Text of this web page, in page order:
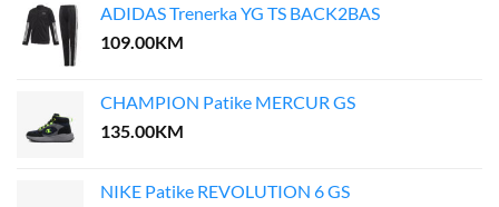
65.00KM.32.20KM.
ADIDAS Trenerka YG TS BACK2BAS
109.00KM
CHAMPION Patike MERCUR GS
135.00KM
NIKE Patike REVOLUTION 6 GS